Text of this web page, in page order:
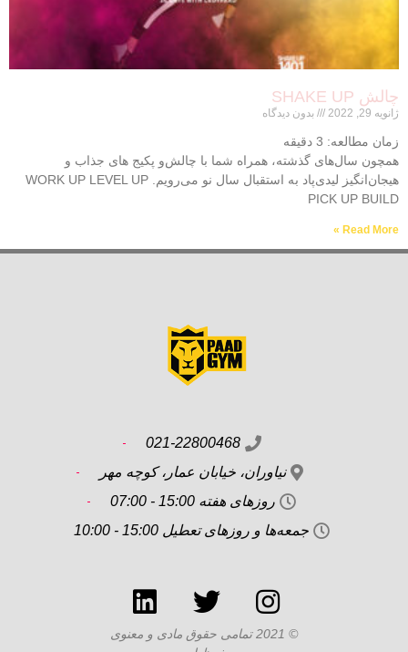
چالش SHAKE UP
ژانویه 29, 2022 بدون دیدگاه
زمان مطالعه: 3 دقیقه
همچون سال‌های گذشته، همراه شما با چالش‌و پکیج های جذاب و
هیجان‌انگیز لیدی‌پاد به استقبال سال نو می‌رویم. WORK UP LEVEL UP
PICK UP BUILD
Read More »
021-22800468
نیاوران، خیابان عمار، کوچه مهر
روزهای هفته 15:00 - 07:00
جمعه‌ها و روزهای تعطیل 15:00 - 10:00
© 2021 تمامی حقوق مادی و معنوی